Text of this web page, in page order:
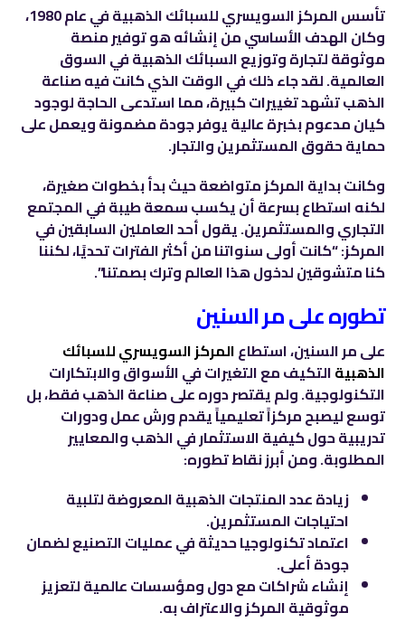
تأسس المركز السويسري للسبائك الذهبية في عام 1980،
وكان الهدف الأساسي من إنشائه هو توفير منصة
موثوقة لتجارة وتوزيع السبائك الذهبية في السوق
العالمية. لقد جاء ذلك في الوقت الذي كانت فيه صناعة
الذهب تشهد تغييرات كبيرة، مما استدعى الحاجة لوجود
كيان مدعوم بخبرة عالية يوفر جودة مضمونة ويعمل على
حماية حقوق المستثمرين والتجار.
وكانت بداية المركز متواضعة حيث بدأ بخطوات صغيرة،
لكنه استطاع بسرعة أن يكسب سمعة طيبة في المجتمع
التجاري والمستثمرين. يقول أحد العاملين السابقين في
المركز: “كانت أولى سنواتنا من أكثر الفترات تحديًا، لكننا
كنا متشوقين لدخول هذا العالم وترك بصمتنا”.
تطوره على مر السنين
على مر السنين، استطاعالمركز السويسري للسبائك
الذهبيةالتكيف مع التغيرات في الأسواق والابتكارات
التكنولوجية. ولم يقتصر دوره على صناعة الذهب فقط، بل
توسع ليصبح مركزاً تعليمياً يقدم ورش عمل ودورات
تدريبية حول كيفية الاستثمار في الذهب والمعايير
المطلوبة. ومن أبرز نقاط تطوره:
زيادة عدد المنتجات الذهبية المعروضة لتلبية
احتياجات المستثمرين.
اعتماد تكنولوجيا حديثة في عمليات التصنيع لضمان
جودة أعلى.
إنشاء شراكات مع دول ومؤسسات عالمية لتعزيز
موثوقية المركز والاعتراف به.